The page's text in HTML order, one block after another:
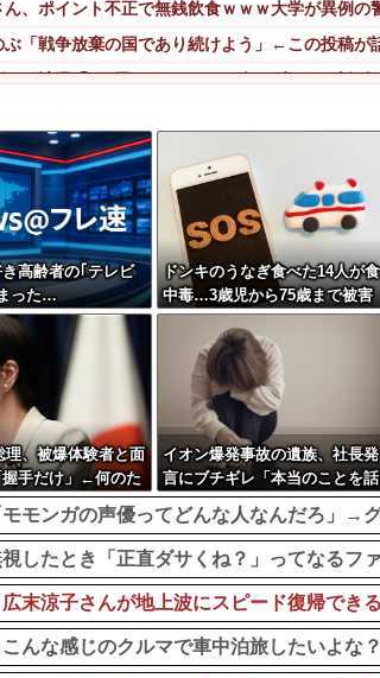
ん、ポイント不正で無銭飲食ｗｗｗ大学が異例の
ぶ「戦争放棄の国であり続けよう」←この投稿が
リア沖縄「3万円です」←ディズニー超えの強気
、転勤ね」→ 男性社員「それなら妻のほうが稼ぎ
元日テレ女子アナ脊山麻理子さん(46)イメージ
太鼓の達人、お馴染みのフォントの使用料が年間
高齢者の｢テレビ
った…
ドンキのうなぎ食べた14人が食
中毒…3歳児から75歳まで被害
理、被爆体験者と面
握手だけ」←何のた
だよ…
イオン爆発事故の遺族、社長発
言にブチギレ「本当のことを話
して」
モンガの声優ってどんな人なんだろ」→
したとき「正直ダサくね？」ってなるフ
広末涼子さんが地上波にスピード復帰で
こんな感じのクルマで車中泊旅したいよな